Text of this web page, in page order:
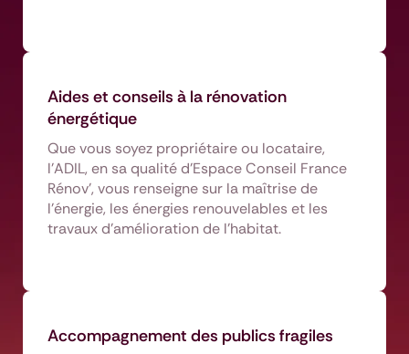
Aides et conseils à la rénovation
énergétique
Que vous soyez propriétaire ou locataire,
l’ADIL, en sa qualité d’Espace Conseil France
Rénov’, vous renseigne sur la maîtrise de
l’énergie, les énergies renouvelables et les
travaux d’amélioration de l’habitat.
Accompagnement des publics fragiles